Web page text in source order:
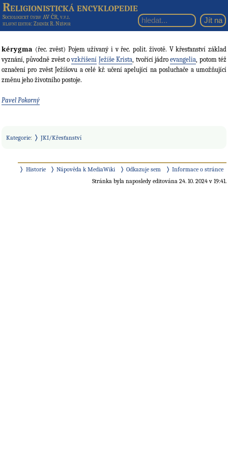
Religionistická encyklopedie
Sociologický ústav AV ČR, v.v.i.
hlavní editor: Zdeněk R. Nešpor
kérygma (řec. zvěst) Pojem užívaný i v řec. polit. životě. V křesťanství základ
vyznání, původně zvěst ovzkříšení Ježíše Krista, tvořící jádroevangelia, potom též
označení pro zvěst Ježíšovu a celé kř. učení apelující na posluchače a umožňující
změnu jeho životního postoje.
Pavel Pokorný
Kategorie: JKI/Křesťanství
Historie Nápověda k MediaWiki Odkazuje sem
Informace o stránce
Stránka byla naposledy editována 24. 10. 2024 v 19:41.